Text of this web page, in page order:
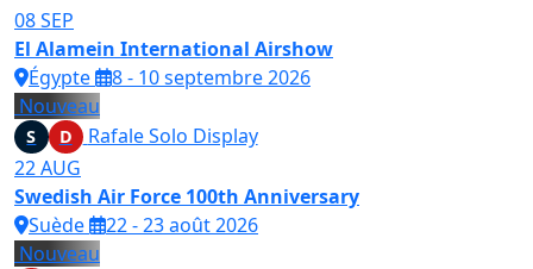
08SEP
El Alamein International Airshow
Égypte
8 - 10 septembre 2026
Nouveau
S D
Rafale Solo Display
22AUG
Swedish Air Force 100th Anniversary
Suède
22 - 23 août 2026
Nouveau